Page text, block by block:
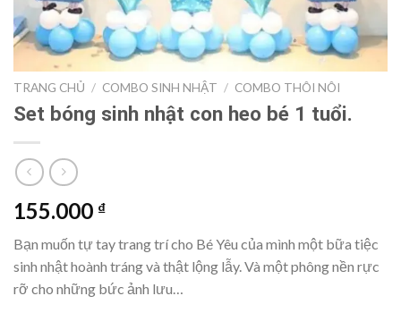
TRANG CHỦ / COMBO SINH NHẬT / COMBO THÔI NÔI
Set bóng sinh nhật con heo bé 1 tuổi.
155.000 ₫
Bạn muốn tự tay trang trí cho Bé Yêu của mình một bữa tiệc
sinh nhật hoành tráng và thật lộng lẫy. Và một phông nền rực
rỡ cho những bức ảnh lưu…